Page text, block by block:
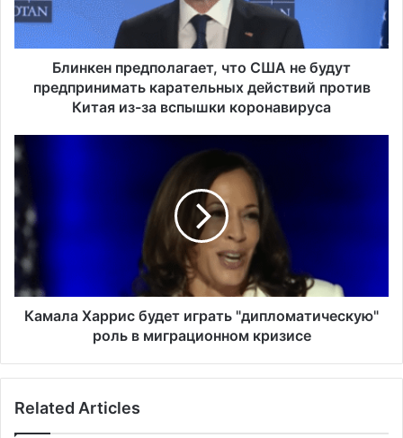
н
п
р
л
а
г
а
е
,
т
А
е
Блинкен предполагает, что США не будут
предпринимать карательных действий против
Китая из-за вспышки коронавируса
К
а
м
а
Х
р
д
Камала Харрис будет играть "дипломатическую"
роль в миграционном кризисе
Related Articles